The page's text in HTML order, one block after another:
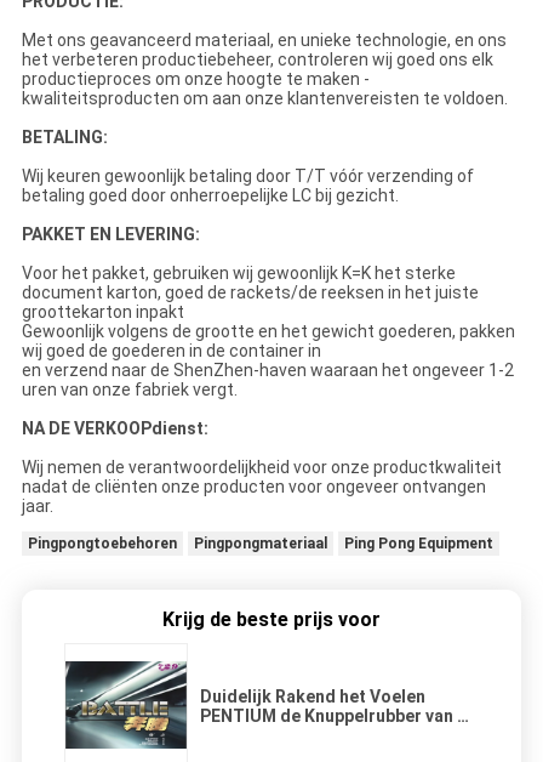
Met ons geavanceerd materiaal, en unieke technologie, en ons
het verbeteren productiebeheer, controleren wij goed ons elk
productieproces om onze hoogte te maken -
kwaliteitsproducten om aan onze klantenvereisten te voldoen.
BETALING:
Wij keuren gewoonlijk betaling door T/T vóór verzending of
betaling goed door onherroepelijke LC bij gezicht.
PAKKET EN LEVERING:
Voor het pakket, gebruiken wij gewoonlijk K=K het sterke
document karton, goed de rackets/de reeksen in het juiste
groottekarton inpakt
Gewoonlijk volgens de grootte en het gewicht goederen, pakken
wij goed de goederen in de container in
en verzend naar de ShenZhen-haven waaraan het ongeveer 1-2
uren van onze fabriek vergt.
NA DE VERKOOPdienst:
Wij nemen de verantwoordelijkheid voor onze productkwaliteit
nadat de cliënten onze producten voor ongeveer ontvangen
jaar.
Pingpongtoebehoren Pingpongmateriaal Ping Pong Equipment
Krijg de beste prijs voor
Duidelijk Rakend het Voelen
PENTIUM de Knuppelrubber van de